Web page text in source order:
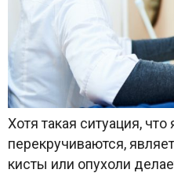
Хотя такая ситуация,
перекручиваются,
кисты или опухоли